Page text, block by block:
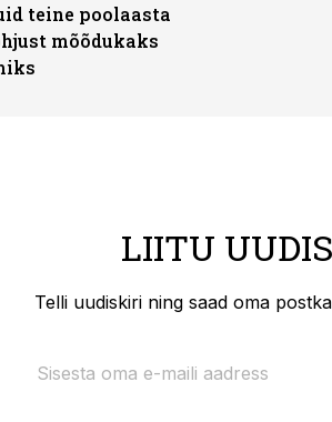
teine poolaasta
mõõdukaks
LIITU
Telli uudiskiri ning saad oma